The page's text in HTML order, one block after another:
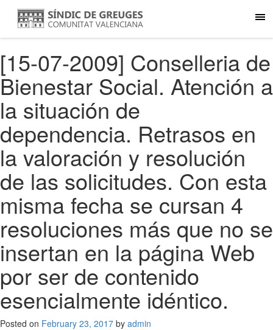
[15-07-2009] Conselleria de
Bienestar Social. Atención a
la situación de
dependencia. Retrasos en
la valoración y resolución
de las solicitudes. Con esta
misma fecha se cursan 4
resoluciones más que no se
insertan en la página Web
por ser de contenido
esencialmente idéntico.
Posted on February 23, 2017 by admin